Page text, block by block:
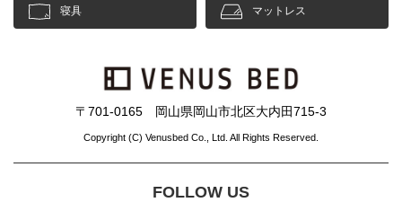
寝具 マットレス
〒701-0165 岡山県岡山市北区大内田715-3
Copyright (C) Venusbed Co., Ltd. All Rights Reserved.
FOLLOW US